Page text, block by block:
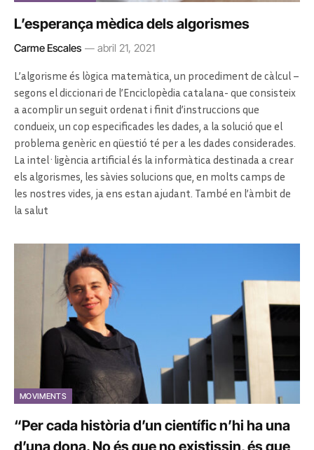
L’esperança mèdica dels algorismes
Carme Escales abril 21, 2021
L’algorisme és lògica matemàtica, un procediment de càlcul –
segons el diccionari de l’Enciclopèdia catalana- que consisteix
a acomplir un seguit ordenat i finit d’instruccions que
condueix, un cop especificades les dades, a la solució que el
problema genèric en qüestió té per a les dades considerades.
La intel·ligència artificial és la informàtica destinada a crear
els algorismes, les sàvies solucions que, en molts camps de
les nostres vides, ja ens estan ajudant. També en l’àmbit de
la salut
MOVIMENTS
“Per cada història d’un científic n’hi ha una
d’una dona. No és que no existissin, és que